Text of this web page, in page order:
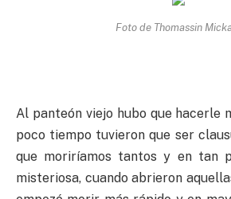
Foto de Thomassin
Al panteón viejo hubo que hacerle
poco tiempo tuvieron que ser
que moriríamos tantos y en tan
misteriosa, cuando abrieron